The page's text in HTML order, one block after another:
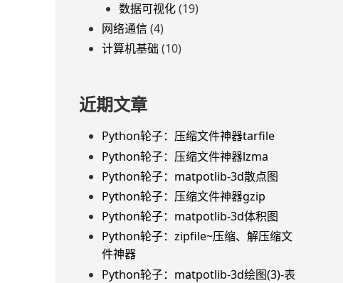
数据可视化(19)
网络通信(4)
计算机基础 (10)
近期文章
Python轮子：压缩文件神器tarfile
Python轮子：压缩文件神器lzma
Python轮子：matpotlib-3d散点图
Python轮子：压缩文件神器gzip
Python轮子：matpotlib-3d体积图
Python轮子：zipfile~压缩、解压缩文
件神器
Python轮子：matpotlib-3d绘图(3)-表